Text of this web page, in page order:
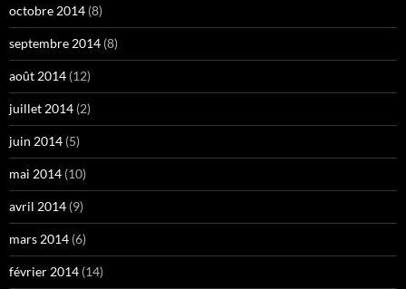
octobre 2014 (8)
septembre 2014 (8)
août 2014 (12)
juillet 2014 (2)
juin 2014 (5)
mai 2014 (10)
avril 2014 (9)
mars 2014 (6)
février 2014 (14)